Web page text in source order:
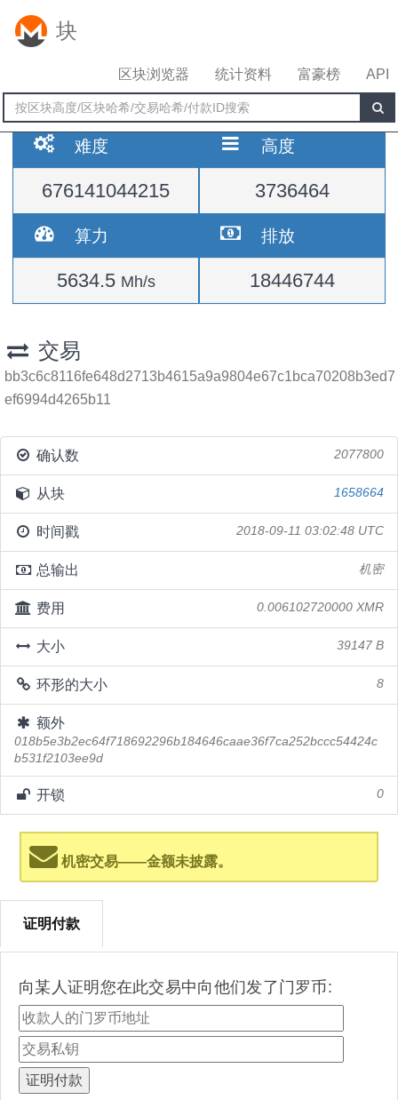
块
区块浏览器 统计资料 富豪榜 API
难度
676141044215
高度
3736464
算力
5634.5 Mh/s
排放
18446744
交易
bb3c6c8116fe648d2713b4615a9a9804e67c1bca70208b3ed7
ef6994d4265b11
确认数 2077800
从块 1658664
时间戳 2018-09-11 03:02:48 UTC
总输出 机密
费用 0.006102720000 XMR
大小 39147 B
环形的大小 8
额外
018b5e3b2ec64f718692296b184646caae36f7ca252bccc54424c
b531f2103ee9d
开锁 0
机密交易——金额未披露。
证明付款
向某人证明您在此交易中向他们发了门罗币: